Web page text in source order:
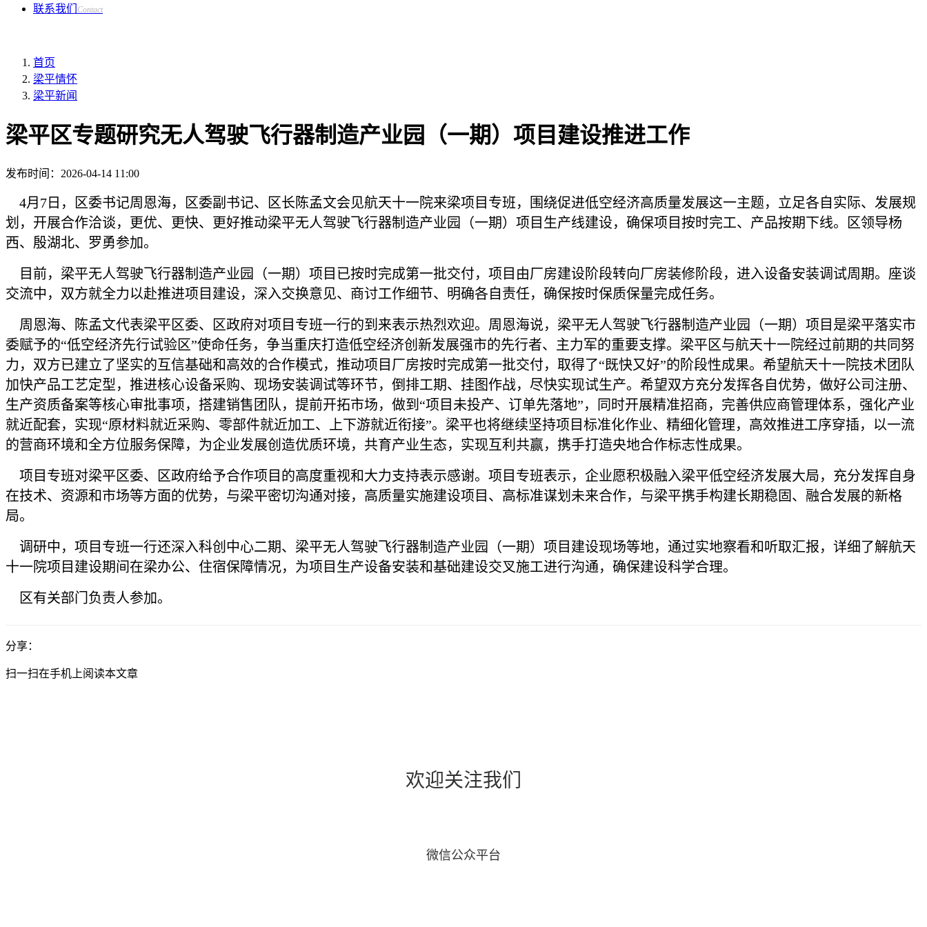
联系我们 Contact
首页
梁平情怀
梁平新闻
梁平区专题研究无人驾驶飞行器制造产业园（一期）项目建设推进工作
发布时间： 2026-04-14 11:00
4月7日，区委书记周恩海，区委副书记、区长陈孟文会见航天十一院来梁项目专班，围绕促进低空经济高质量发展这一主题，立足各自实际、发展规
划，开展合作洽谈，更优、更快、更好推动梁平无人驾驶飞行器制造产业园（一期）项目生产线建设，确保项目按时完工、产品按期下线。区领导杨
西、殷湖北、罗勇参加。
目前，梁平无人驾驶飞行器制造产业园（一期）项目已按时完成第一批交付，项目由厂房建设阶段转向厂房装修阶段，进入设备安装调试周期。座谈
交流中，双方就全力以赴推进项目建设，深入交换意见、商讨工作细节、明确各自责任，确保按时保质保量完成任务。
周恩海、陈孟文代表梁平区委、区政府对项目专班一行的到来表示热烈欢迎。周恩海说，梁平无人驾驶飞行器制造产业园（一期）项目是梁平落实市
委赋予的“低空经济先行试验区”使命任务，争当重庆打造低空经济创新发展强市的先行者、主力军的重要支撑。梁平区与航天十一院经过前期的共同努
力，双方已建立了坚实的互信基础和高效的合作模式，推动项目厂房按时完成第一批交付，取得了“既快又好”的阶段性成果。希望航天十一院技术团队
加快产品工艺定型，推进核心设备采购、现场安装调试等环节，倒排工期、挂图作战，尽快实现试生产。希望双方充分发挥各自优势，做好公司注册、
生产资质备案等核心审批事项，搭建销售团队，提前开拓市场，做到“项目未投产、订单先落地”，同时开展精准招商，完善供应商管理体系，强化产业
就近配套，实现“原材料就近采购、零部件就近加工、上下游就近衔接”。梁平也将继续坚持项目标准化作业、精细化管理，高效推进工序穿插，以一流
的营商环境和全方位服务保障，为企业发展创造优质环境，共育产业生态，实现互利共赢，携手打造央地合作标志性成果。
项目专班对梁平区委、区政府给予合作项目的高度重视和大力支持表示感谢。项目专班表示，企业愿积极融入梁平低空经济发展大局，充分发挥自身
在技术、资源和市场等方面的优势，与梁平密切沟通对接，高质量实施建设项目、高标准谋划未来合作，与梁平携手构建长期稳固、融合发展的新格
局。
调研中，项目专班一行还深入科创中心二期、梁平无人驾驶飞行器制造产业园（一期）项目建设现场等地，通过实地察看和听取汇报，详细了解航天
十一院项目建设期间在梁办公、住宿保障情况，为项目生产设备安装和基础建设交叉施工进行沟通，确保建设科学合理。
区有关部门负责人参加。
分享：
扫一扫在手机上阅读本文章
欢迎关注我们
微信公众平台